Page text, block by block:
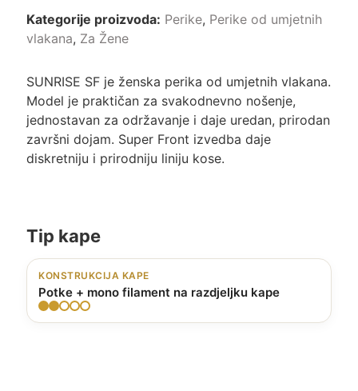
Kategorije proizvoda: Perike, Perike od umjetnih
vlakana, Za Žene
SUNRISE SF je ženska perika od umjetnih vlakana.
Model je praktičan za svakodnevno nošenje,
jednostavan za održavanje i daje uredan, prirodan
završni dojam. Super Front izvedba daje
diskretniju i prirodniju liniju kose.
Tip kape
KONSTRUKCIJA KAPE
Potke + mono filament na razdjeljku kape